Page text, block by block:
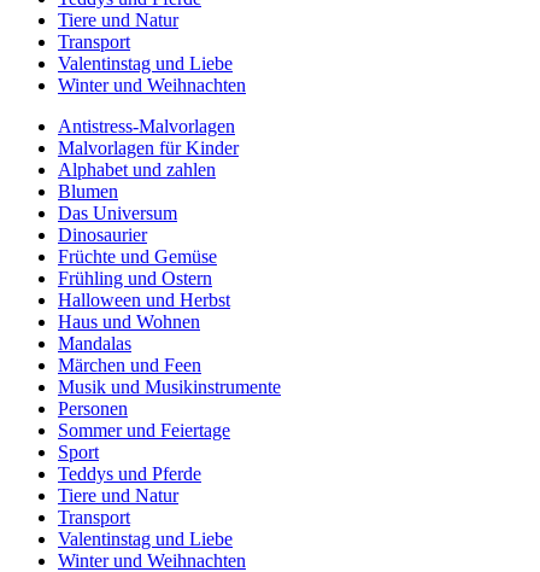
Tiere und Natur
Transport
Valentinstag und Liebe
Winter und Weihnachten
Antistress-Malvorlagen
Malvorlagen für Kinder
Alphabet und zahlen
Blumen
Das Universum
Dinosaurier
Früchte und Gemüse
Frühling und Ostern
Halloween und Herbst
Haus und Wohnen
Mandalas
Märchen und Feen
Musik und Musikinstrumente
Personen
Sommer und Feiertage
Sport
Teddys und Pferde
Tiere und Natur
Transport
Valentinstag und Liebe
Winter und Weihnachten